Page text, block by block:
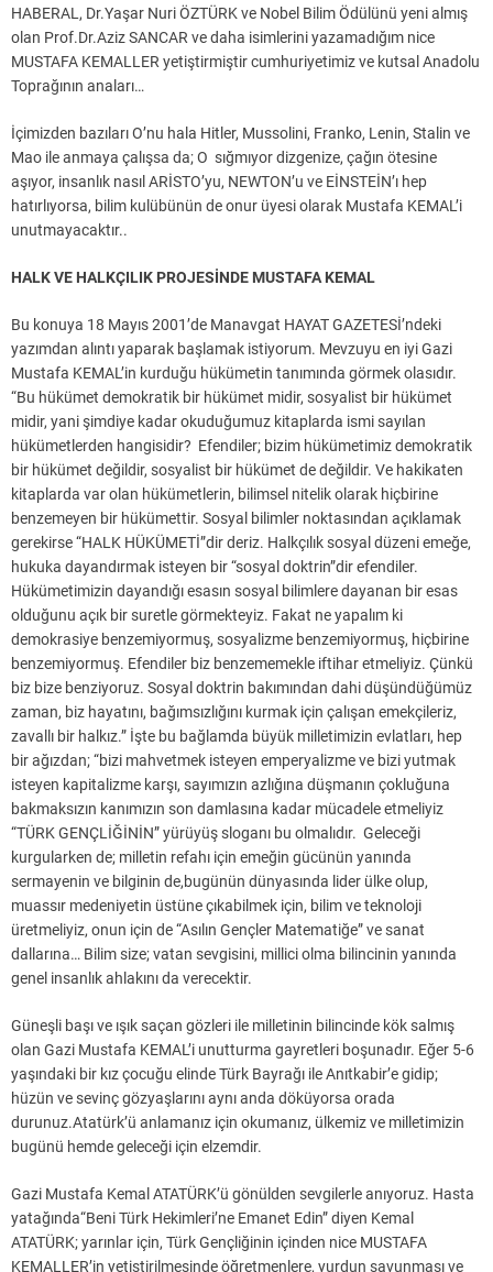
HABERAL, Dr.Yaşar Nuri ÖZTÜRK ve Nobel Bilim Ödülünü yeni almış
olan Prof.Dr.Aziz SANCAR ve daha isimlerini yazamadığım nice
MUSTAFA KEMALLER yetiştirmiştir cumhuriyetimiz ve kutsal Anadolu
Toprağının anaları…
İçimizden bazıları O’nu hala Hitler, Mussolini, Franko, Lenin, Stalin ve
Mao ile anmaya çalışsa da; O sığmıyor dizgenize, çağın ötesine
aşıyor, insanlık nasıl ARİSTO’yu, NEWTON’u ve EİNSTEİN’ı hep
hatırlıyorsa, bilim kulübünün de onur üyesi olarak Mustafa KEMAL’i
unutmayacaktır..
HALK VE HALKÇILIK PROJESİNDE MUSTAFA KEMAL
Bu konuya 18 Mayıs 2001’de Manavgat HAYAT GAZETESİ’ndeki
yazımdan alıntı yaparak başlamak istiyorum. Mevzuyu en iyi Gazi
Mustafa KEMAL’in kurduğu hükümetin tanımında görmek olasıdır.
“Bu hükümet demokratik bir hükümet midir, sosyalist bir hükümet
midir, yani şimdiye kadar okuduğumuz kitaplarda ismi sayılan
hükümetlerden hangisidir? Efendiler; bizim hükümetimiz demokratik
bir hükümet değildir, sosyalist bir hükümet de değildir. Ve hakikaten
kitaplarda var olan hükümetlerin, bilimsel nitelik olarak hiçbirine
benzemeyen bir hükümettir. Sosyal bilimler noktasından açıklamak
gerekirse “HALK HÜKÜMETİ”dir deriz. Halkçılık sosyal düzeni emeğe,
hukuka dayandırmak isteyen bir “sosyal doktrin”dir efendiler.
Hükümetimizin dayandığı esasın sosyal bilimlere dayanan bir esas
olduğunu açık bir suretle görmekteyiz. Fakat ne yapalım ki
demokrasiye benzemiyormuş, sosyalizme benzemiyormuş, hiçbirine
benzemiyormuş. Efendiler biz benzememekle iftihar etmeliyiz. Çünkü
biz bize benziyoruz. Sosyal doktrin bakımından dahi düşündüğümüz
zaman, biz hayatını, bağımsızlığını kurmak için çalışan emekçileriz,
zavallı bir halkız.” İşte bu bağlamda büyük milletimizin evlatları, hep
bir ağızdan; “bizi mahvetmek isteyen emperyalizme ve bizi yutmak
isteyen kapitalizme karşı, sayımızın azlığına düşmanın çokluğuna
bakmaksızın kanımızın son damlasına kadar mücadele etmeliyiz
“TÜRK GENÇLİĞİNİN” yürüyüş sloganı bu olmalıdır. Geleceği
kurgularken de; milletin refahı için emeğin gücünün yanında
sermayenin ve bilginin de,bugünün dünyasında lider ülke olup,
muassır medeniyetin üstüne çıkabilmek için, bilim ve teknoloji
üretmeliyiz, onun için de “Asılın Gençler Matematiğe” ve sanat
dallarına… Bilim size; vatan sevgisini, millici olma bilincinin yanında
genel insanlık ahlakını da verecektir.
Güneşli başı ve ışık saçan gözleri ile milletinin bilincinde kök salmış
olan Gazi Mustafa KEMAL’i unutturma gayretleri boşunadır. Eğer 5-6
yaşındaki bir kız çocuğu elinde Türk Bayrağı ile Anıtkabir’e gidip;
hüzün ve sevinç gözyaşlarını aynı anda döküyorsa orada
durunuz.Atatürk’ü anlamanız için okumanız, ülkemiz ve milletimizin
bugünü hemde geleceği için elzemdir.
Gazi Mustafa Kemal ATATÜRK’ü gönülden sevgilerle anıyoruz. Hasta
yatağında“Beni Türk Hekimleri’ne Emanet Edin” diyen Kemal
ATATÜRK; yarınlar için, Türk Gençliğinin içinden nice MUSTAFA
KEMALLER’in yetiştirilmesinde öğretmenlere, yurdun savunması ve